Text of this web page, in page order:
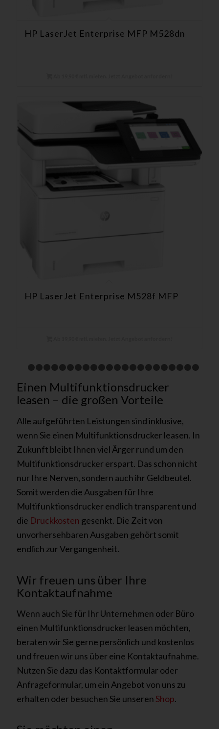
HP LaserJet Enterprise MFP M528dn
HP LaserJet Enterprise M528f MFP
10 11 12 13 14 15 16
2425
Einen Multifunktionsdrucker
leasen – die großen Vorteile
Alle aufgeführten Leistungen sind inklusive,
wenn Sie einen Multifunktionsdrucker leasen. In
Zukunft bleibt Ihnen viel Ärger rund um den
Multifunktionsdrucker erspart. Das schon nicht
nur Ihre Nerven, sondern auch ihr Geldbeutel.
Somit werden die Ausgaben für Ihre
Multifunktionsdrucker endlich transparent und
die Druckkosten gesenkt. Die Zeit von
unvorhersehbaren Ausgaben gehört somit
endlich zur Vergangenheit.
Wir freuen uns über Ihre
Kontaktaufnahme
Wenn auch Sie für Ihr Unternehmen oder Büro
einen Multifunktionsdrucker leasen möchten,
beraten wir Sie gerne persönlich und kostenlos
und freuen wir uns über eine Kontaktaufnahme.
Nutzen Sie dazu das Kontaktformular oder
Anfrageformular, um ein Angebot von uns zu
erhalten oder besuchen Sie unseren Shop.